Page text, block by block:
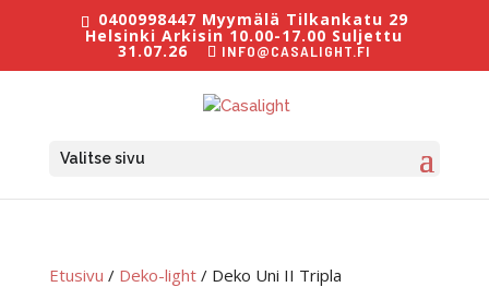
0400998447 Myymälä Tilkankatu 29
Helsinki Arkisin 10.00-17.00 Suljettu
31.07.26 INFO@CASALIGHT.FI
Valitse sivu
Etusivu / Deko-light/ Deko Uni II Tripla